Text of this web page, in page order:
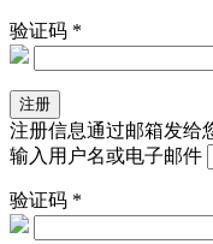
验证码 *
注册信息通过邮箱发给
输入用户名或电子邮件
验证码 *